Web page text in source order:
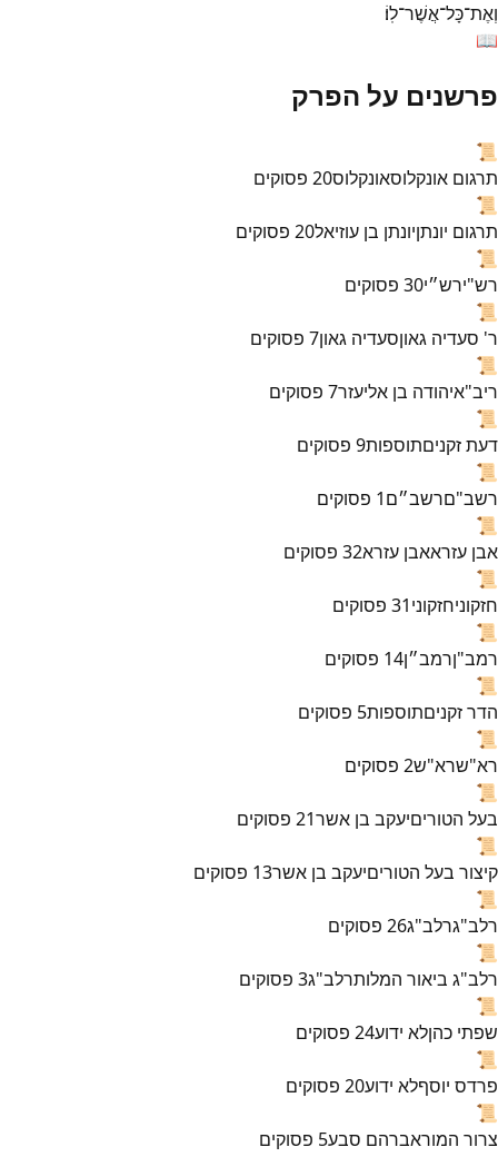
וְאֶת־כָּל־אֲשֶׁר־לֽוֹ׃
📖
פרשנים על הפרק
📜
תרגום אונקלוסאונקלוס20 פסוקים
📜
תרגום יונתןיונתן בן עוזיאל20 פסוקים
📜
רש"ירש״י30 פסוקים
📜
ר' סעדיה גאוןסעדיה גאון7 פסוקים
📜
ריב"איהודה בן אליעזר7 פסוקים
📜
דעת זקניםתוספות9 פסוקים
📜
רשב"םרשב״ם1 פסוקים
📜
אבן עזראאבן עזרא32 פסוקים
📜
חזקוניחזקוני31 פסוקים
📜
רמב"ןרמב״ן14 פסוקים
📜
הדר זקניםתוספות5 פסוקים
📜
רא"שרא"ש2 פסוקים
📜
בעל הטוריםיעקב בן אשר21 פסוקים
📜
קיצור בעל הטוריםיעקב בן אשר13 פסוקים
📜
רלב"גרלב"ג26 פסוקים
📜
רלב"ג ביאור המלותרלב"ג3 פסוקים
📜
שפתי כהןלא ידוע24 פסוקים
📜
פרדס יוסףלא ידוע20 פסוקים
📜
צרור המוראברהם סבע5 פסוקים